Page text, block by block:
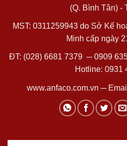
(Q. Bình Tân) -
MST: 0311259943 do Sở Kế
Minh cấp ngày
ĐT: (028) 6681 7379 ─0909
Hotline: 0931
www.anfaco.com.vn ─